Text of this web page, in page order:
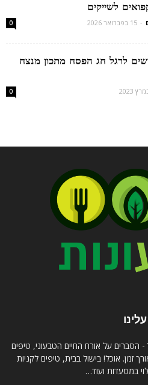
לשייקים
- 15 בפברואר 2026 0
לרגל חג הפסח מתכון מנצח
0
עלינו
אתר טבעונות ובריאות Veggiecut - הסברים על אורח החיים הטבעוני, טיפים
זמן. אוכל! בישול בבית, טיפים לקניות
במסעדות ועוד…